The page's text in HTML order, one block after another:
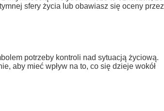
sfery życia lub obawiasz się oceny przez
potrzeby kontroli nad sytuacją życiową.
aby mieć wpływ na to, co się dzieje wokół